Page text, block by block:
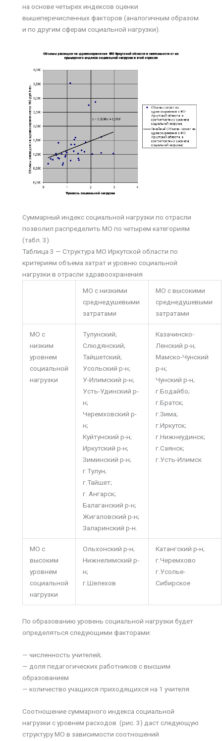
на основе четырех индексов оценки
вышеперечисленных факторов (аналогичным образом
и по другим сферам социальной нагрузки).
Суммарный индекс социальной нагрузки по отрасли
позволил распределить МО по четырем категориям
(табл. 3).
Таблица 3 — Структура МО Иркутской области по
критериям объема затрат и уровню социальной
нагрузки в отрасли здравоохранения
МО с низкими
среднедушевыми
затратами
МО с высокими
среднедушевыми
затратами
МО с
низким
уровнем
социальной
нагрузки
Тулунский;
Слюдянский;
Тайшетский;
Усольский р-н;
У-Илимский р-н;
Усть-Удинский р-
н;
Черемховский р-
н;
Куйтунский р-н;
Иркутский р-н;
Зиминский р-н;
г.Тулун;
г.Тайшет;
г. Ангарск;
Балаганский р-н;
Жигаловский р-н;
Заларинский р-н.
Казачинско-
Ленский р-н;
Мамско-Чунский
р-н;
Чунский р-н;
г.Бодайбо;
г.Братск;
г.Зима;
г.Иркутск;
г.Нижнеудинск;
г.Саянск;
г.Усть-Илимск
МО с
высоким
уровнем
социальной
нагрузки
Ольхонский р-н;
Нижнелимский р-
н;
г.Шелехов
Катангский р-н;
г.Черемхово
г.Усолье-
Сибирское
По образованию уровень социальной нагрузки будет
определяться следующими факторами:
— численность учителей;
— доля педагогических работников с высшим
образованием
— количество учащихся приходящихся на 1 учителя.
Соотношение суммарного индекса социальной
нагрузки с уровнем расходов (рис. 3) даст следующую
структуру МО в зависимости соотношений